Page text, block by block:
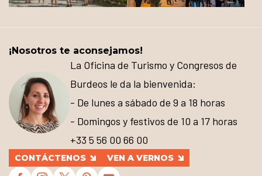
¡Nosotros te aconsejamos!
La Oficina de Turismo y Congresos de
Burdeos le da la bienvenida:
- De lunes a sábado de 9 a 18 horas
- Domingos y festivos de 10 a 17 horas
+33 5 56 00 66 00
CONTÁCTENOS VEN A VERNOS